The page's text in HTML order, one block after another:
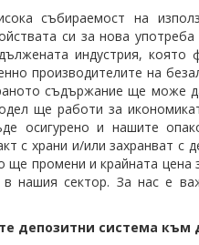
събираемост на
си за нова употреба
индустрия, която
производителите на
съдържание ще може
ще работи за
осигурено и нашите
с храни и/или захранват с
промени и крайната
нашия сектор. За нас е
депозитни система към